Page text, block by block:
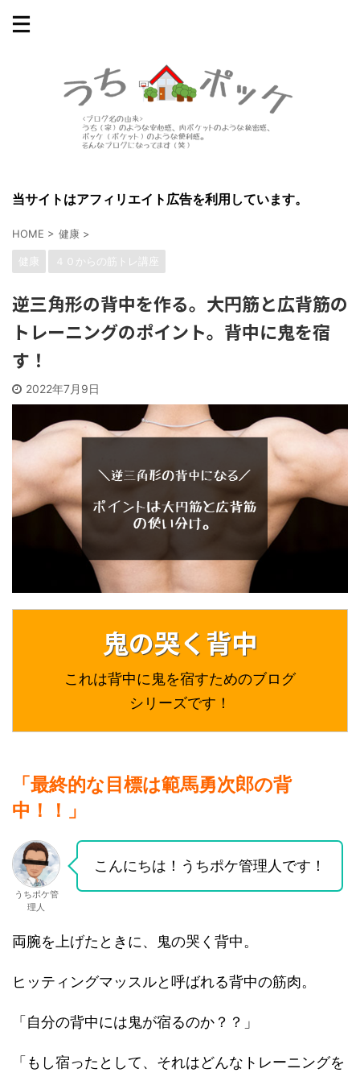
当サイトはアフィリエイト広告を利用しています。
HOME > 健康 >
健康 ４０からの筋トレ講座
逆三角形の背中を作る。大円筋と広背筋の
トレーニングのポイント。背中に鬼を宿
す！
2022年7月9日
鬼の哭く背中
これは背中に鬼を宿すためのブログ
シリーズです！
「最終的な目標は範馬勇次郎の背
中！！」
うちポケ管
理人
こんにちは！うちポケ管理人です！
両腕を上げたときに、鬼の哭く背中。
ヒッティングマッスルと呼ばれる背中の筋肉。
「自分の背中には鬼が宿るのか？？」
「もし宿ったとして、それはどんなトレーニングを